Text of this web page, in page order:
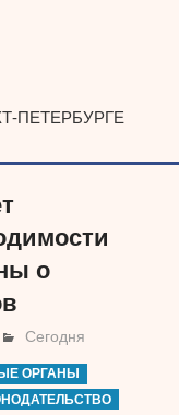
ПЕТЕРБУРГЕ
о
Сегодня
ОРГАНЫ